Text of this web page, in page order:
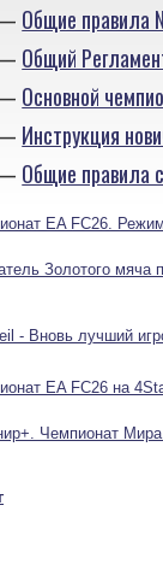
Общие правила
Общий
Основной
Инструкция
Общие правила
EA FC26.
Золотого мяча
- Вновь лучший
EA FC26 на
Чемпионат